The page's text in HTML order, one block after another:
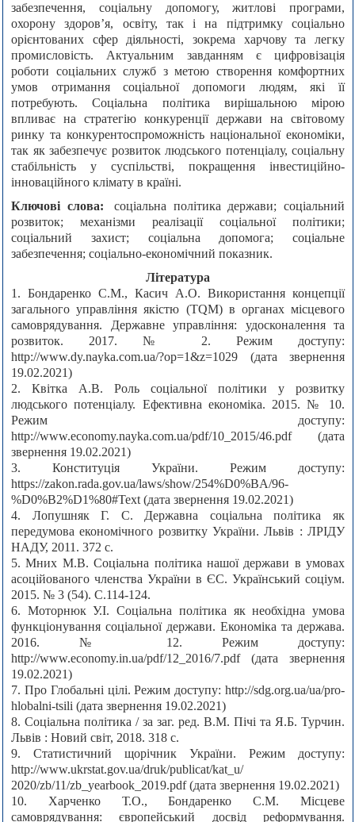
забезпечення, соціальну допомогу, житлові програми,
охорону здоров’я, освіту, так і на підтримку соціально
орієнтованих сфер діяльності, зокрема харчову та легку
промисловість. Актуальним завданням є цифровізація
роботи соціальних служб з метою створення комфортних
умов отримання соціальної допомоги людям, які її
потребують. Соціальна політика вирішальною мірою
впливає на стратегію конкуренції держави на світовому
ринку та конкурентоспроможність національної економіки,
так як забезпечує розвиток людського потенціалу, соціальну
стабільність у суспільстві, покращення інвестиційно-
інноваційного клімату в країні.
Ключові слова:
соціальна політика держави; соціальний
розвиток; механізми реалізації соціальної політики;
соціальний захист; соціальна допомога; соціальне
забезпечення; соціально-економічний показник.
Література
1. Бондаренко С.М., Касич А.О. Використання концепції
загального управління якістю (TQM) в органах місцевого
самоврядування. Державне управління: удосконалення та
розвиток. 2017. № 2. Режим доступу:
http://www.dy.nayka.com.ua/?op=1&z=1029 (дата звернення
19.02.2021)
2. Квітка А.В. Роль соціальної політики у розвитку
людського потенціалу. Ефективна економіка. 2015. № 10.
Режим доступу:
http://www.economy.nayka.com.ua/pdf/10_2015/46.pdf (дата
звернення 19.02.2021)
3. Конституція України. Режим доступу:
https://zakon.rada.gov.ua/laws/show/254%D0%BA/96-
%D0%B2%D1%80#Text (дата звернення 19.02.2021)
4. Лопушняк Г. С. Державна соціальна політика як
передумова економічного розвитку України. Львів : ЛРІДУ
НАДУ, 2011. 372 с.
5. Мних М.В. Соціальна політика нашої держави в умовах
асоційованого членства України в ЄС. Український соціум.
2015. № 3 (54). С.114-124.
6. Моторнюк У.І. Соціальна політика як необхідна умова
функціонування соціальної держави. Економіка та держава.
2016. № 12. Режим доступу:
http://www.economy.in.ua/pdf/12_2016/7.pdf (дата звернення
19.02.2021)
7. Про Глобальні цілі. Режим доступу: http://sdg.org.ua/ua/pro-
hlobalni-tsili (дата звернення 19.02.2021)
8. Соціальна політика / за заг. ред. В.М. Пічі та Я.Б. Турчин.
Львів : Новий світ, 2018. 318 с.
9. Статистичний щорічник України. Режим доступу:
http://www.ukrstat.gov.ua/druk/publicat/kat_u/
2020/zb/11/zb_yearbook_2019.pdf (дата звернення 19.02.2021)
10. Харченко Т.О., Бондаренко С.М. Місцеве
самоврядування: європейський досвід реформування.